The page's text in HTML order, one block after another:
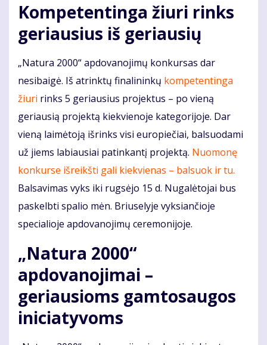
Kompetentinga žiuri rinks
geriausius iš geriausių
„Natura 2000“ apdovanojimų konkursas dar
nesibaigė. Iš atrinktų finalininkų kompetentinga
žiuri rinks 5 geriausius projektus – po vieną
geriausią projektą kiekvienoje kategorijoje. Dar
vieną laimėtoją išrinks visi europiečiai, balsuodami
už jiems labiausiai patinkantį projektą. Nuomonę
konkurse išreikšti gali kiekvienas – balsuok ir tu.
Balsavimas vyks iki rugsėjo 15 d. Nugalėtojai bus
paskelbti spalio mėn. Briuselyje vyksiančioje
specialioje apdovanojimų ceremonijoje.
„Natura 2000“
apdovanojimai –
geriausioms gamtosaugos
iniciatyvoms